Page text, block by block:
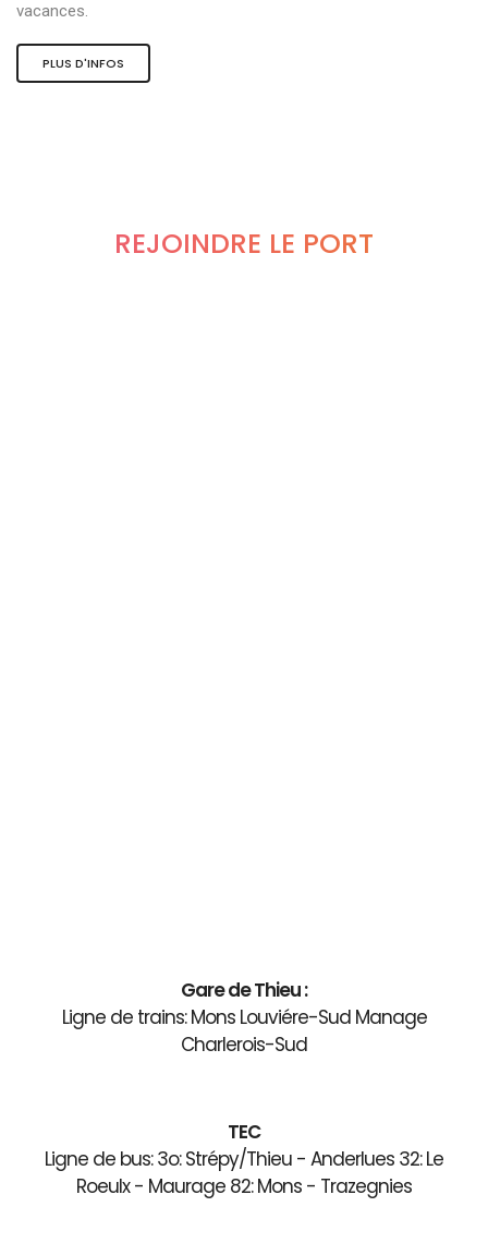
vacances.
PLUS D'INFOS
REJOINDRE LE PORT
Gare de Thieu :
Ligne de trains: Mons Louviére-Sud Manage
Charlerois-Sud
TEC
Ligne de bus: 3o: Strépy/Thieu - Anderlues 32: Le
Roeulx - Maurage 82: Mons - Trazegnies